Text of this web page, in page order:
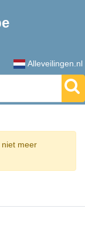
Alleveilingen.nl
meer